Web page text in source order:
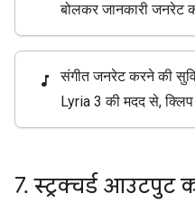
बोलकर जानकारी जनरेट
music_note
संगीत जनरेट करने की
Lyria 3 की मदद से,
7. स्ट्रक्चर्ड आउटपुट